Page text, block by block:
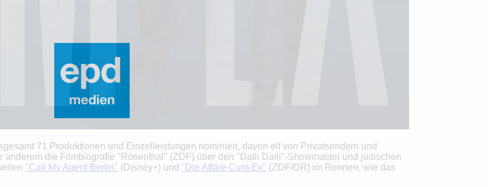
71 Produktionen und Einzelleistungen nominiert, davon elf von Privatsendern und
anderem die Filmbiografie "Rosenthal" (ZDF) über den "Dalli Dalli"-Showmaster und jüdischen
"Call My Agent Berlin" (Disney+) und "Die Affäre Cum-Ex" (ZDF/DR) im Rennen, wie das